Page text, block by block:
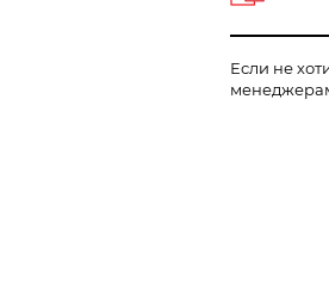
Если не